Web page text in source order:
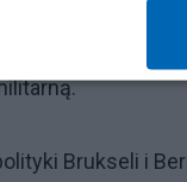
Europie a w
Brukseli i